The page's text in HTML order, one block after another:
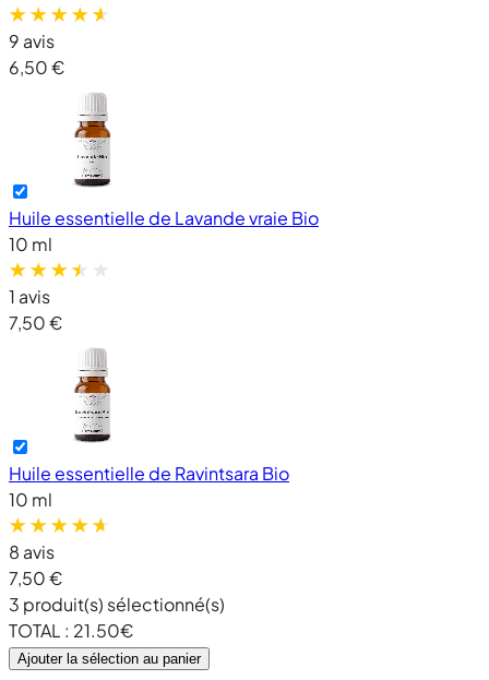
9 avis
6,50 €
Huile essentielle de Lavande vraie Bio
10 ml
1 avis
7,50 €
Huile essentielle de Ravintsara Bio
10 ml
8 avis
7,50 €
3 produit(s) sélectionné(s)
TOTAL : 21.50€
Ajouter la sélection au panier